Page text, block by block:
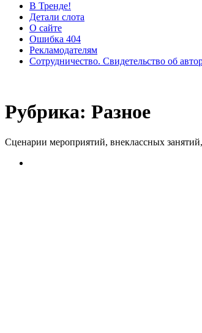
В Тренде!
Детали слота
О сайте
Ошибка 404
Рекламодателям
Сотрудничество. Свидетельство об
Рубрика: Разное
Сценарии мероприятий, внеклассных